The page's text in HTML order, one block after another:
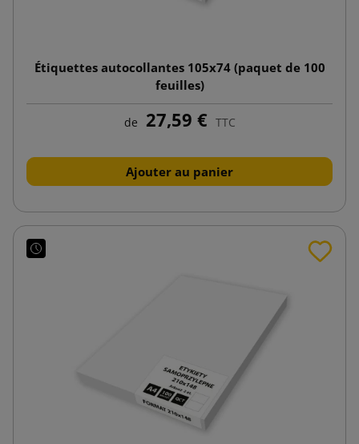
Étiquettes autocollantes 105x74 (paquet de 100
feuilles)
de 27,59 € TTC
Ajouter au panier